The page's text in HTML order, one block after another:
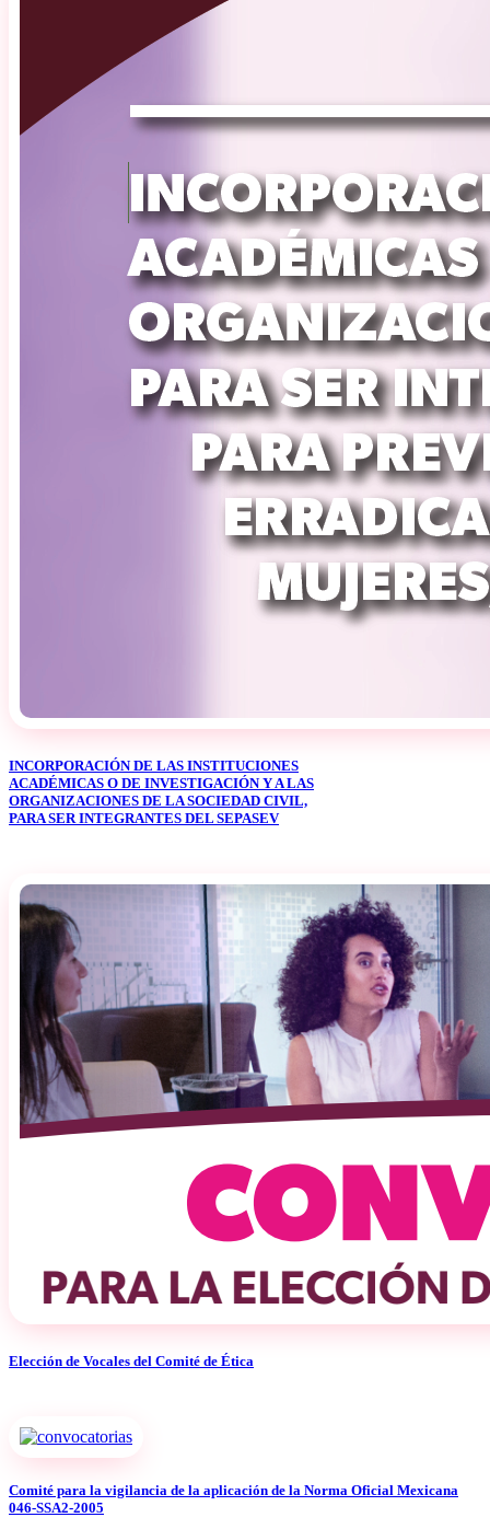
INCORPORACIÓN DE LAS INSTITUCIONES
ACADÉMICAS O DE INVESTIGACIÓN Y A LAS
ORGANIZACIONES DE LA SOCIEDAD CIVIL,
PARA SER INTEGRANTES DEL SEPASEV
Elección de Vocales del Comité de Ética
Comité para la vigilancia de la aplicación de la Norma Oficial Mexicana
046-SSA2-2005